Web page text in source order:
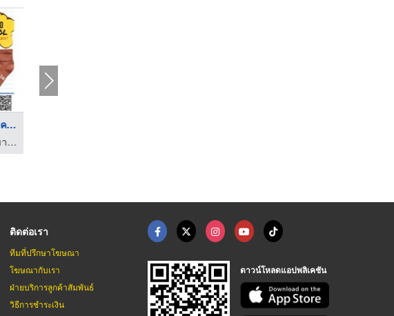
ถุงเท้านักเรียน ราคา ...
อาณาจักรถุงเท้าขายส่ง ราคาถูก
ติดต่อเรา
ทีมที่ปรึกษาโฆษณา
โฆษณากับเรา
ฝ่ายบริการลูกค้าสัมพันธ์
วิธีการชำระเงิน
ดาวน์โหลดแอปพลิเคชัน